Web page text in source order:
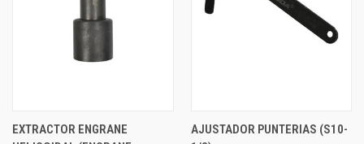
EXTRACTOR ENGRANE
AJUSTADOR PUNTERIAS (S10-